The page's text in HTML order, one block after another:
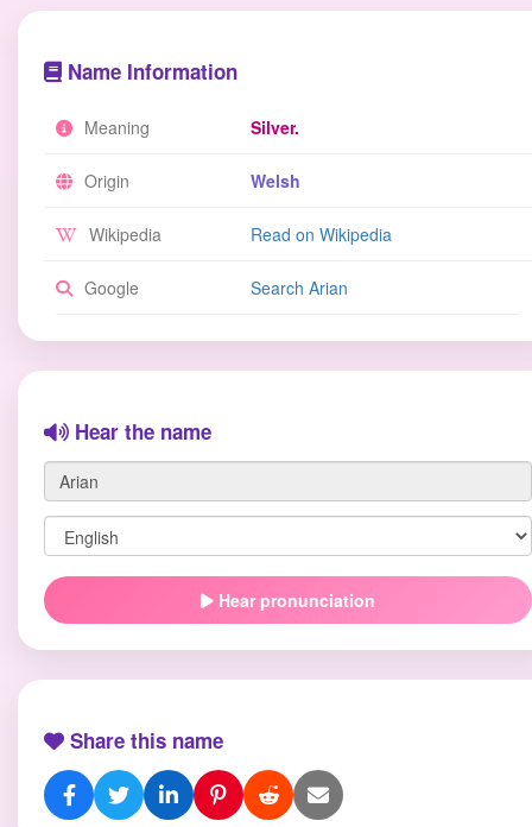
Name Information
Meaning Silver.
Origin Welsh
Wikipedia Read on Wikipedia
Google Search Arian
Hear the name
Hear pronunciation
Share this name